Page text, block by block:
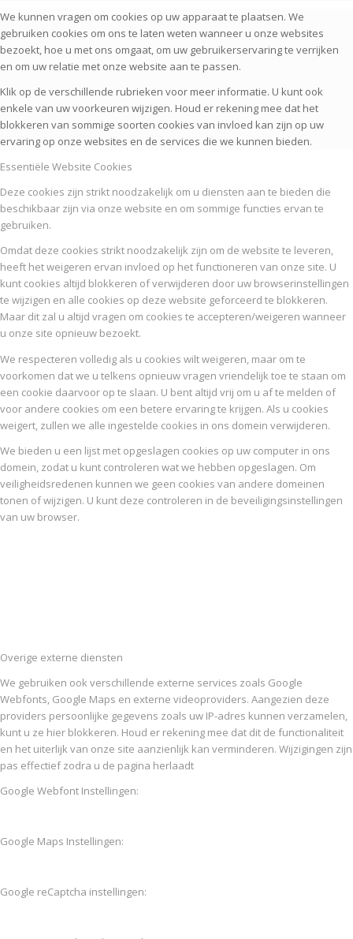
We kunnen vragen om cookies op uw apparaat te plaatsen. We
gebruiken cookies om ons te laten weten wanneer u onze websites
bezoekt, hoe u met ons omgaat, om uw gebruikerservaring te verrijken
en om uw relatie met onze website aan te passen.
Klik op de verschillende rubrieken voor meer informatie. U kunt ook
enkele van uw voorkeuren wijzigen. Houd er rekening mee dat het
blokkeren van sommige soorten cookies van invloed kan zijn op uw
ervaring op onze websites en de services die we kunnen bieden.
Essentiële Website Cookies
Deze cookies zijn strikt noodzakelijk om u diensten aan te bieden die
beschikbaar zijn via onze website en om sommige functies ervan te
gebruiken.
Omdat deze cookies strikt noodzakelijk zijn om de website te leveren,
heeft het weigeren ervan invloed op het functioneren van onze site. U
kunt cookies altijd blokkeren of verwijderen door uw browserinstellingen
te wijzigen en alle cookies op deze website geforceerd te blokkeren.
Maar dit zal u altijd vragen om cookies te accepteren/weigeren wanneer
u onze site opnieuw bezoekt.
We respecteren volledig als u cookies wilt weigeren, maar om te
voorkomen dat we u telkens opnieuw vragen vriendelijk toe te staan om
een cookie daarvoor op te slaan. U bent altijd vrij om u af te melden of
voor andere cookies om een betere ervaring te krijgen. Als u cookies
weigert, zullen we alle ingestelde cookies in ons domein verwijderen.
We bieden u een lijst met opgeslagen cookies op uw computer in ons
domein, zodat u kunt controleren wat we hebben opgeslagen. Om
veiligheidsredenen kunnen we geen cookies van andere domeinen
tonen of wijzigen. U kunt deze controleren in de beveiligingsinstellingen
van uw browser.
Overige externe diensten
We gebruiken ook verschillende externe services zoals Google
Webfonts, Google Maps en externe videoproviders. Aangezien deze
providers persoonlijke gegevens zoals uw IP-adres kunnen verzamelen,
kunt u ze hier blokkeren. Houd er rekening mee dat dit de functionaliteit
en het uiterlijk van onze site aanzienlijk kan verminderen. Wijzigingen zijn
pas effectief zodra u de pagina herlaadt
Google Webfont Instellingen:
Google Maps Instellingen:
Google reCaptcha instellingen: